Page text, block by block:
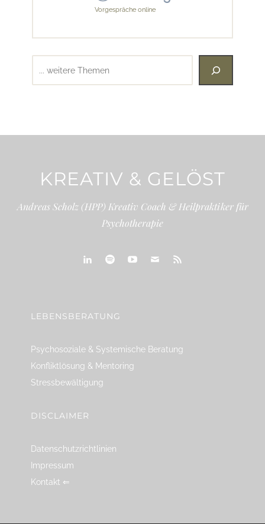
Vorgespräche online
KREATIV & GELÖST
Andreas Scholz (HPP) Kreativ Coach & Heilpraktiker für
Psychotherapie
LEBENSBERATUNG
Psychosoziale & Systemische Beratung
Konfliktlösung & Mentoring
Stressbewältigung
DISCLAIMER
Datenschutzrichtlinien
Impressum
Kontakt ⇐